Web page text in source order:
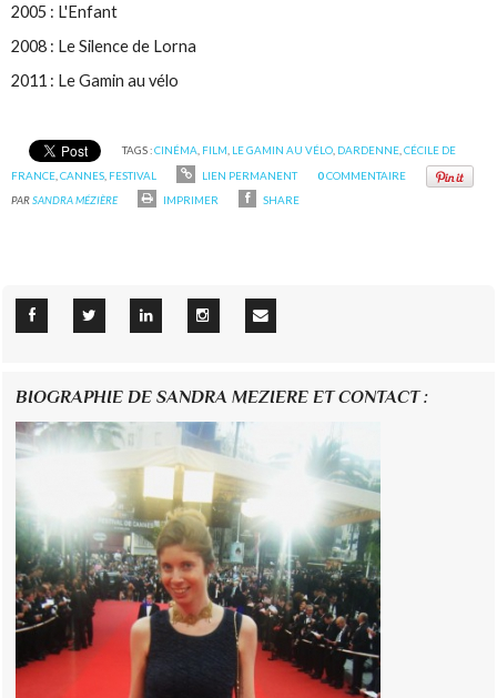
2005 : L'Enfant
2008 : Le Silence de Lorna
2011 : Le Gamin au vélo
TAGS :CINÉMA FILM LE GAMIN AU VÉLO, DARDENNE, CÉCILE DE
FRANCE ,CANNES FESTIVAL LIEN PERMANENT 0COMMENTAIRE
PARSANDRA MÉZIÈRE IMPRIMER SHARE
BIOGRAPHIE DE SANDRA MEZIERE ET CONTACT :